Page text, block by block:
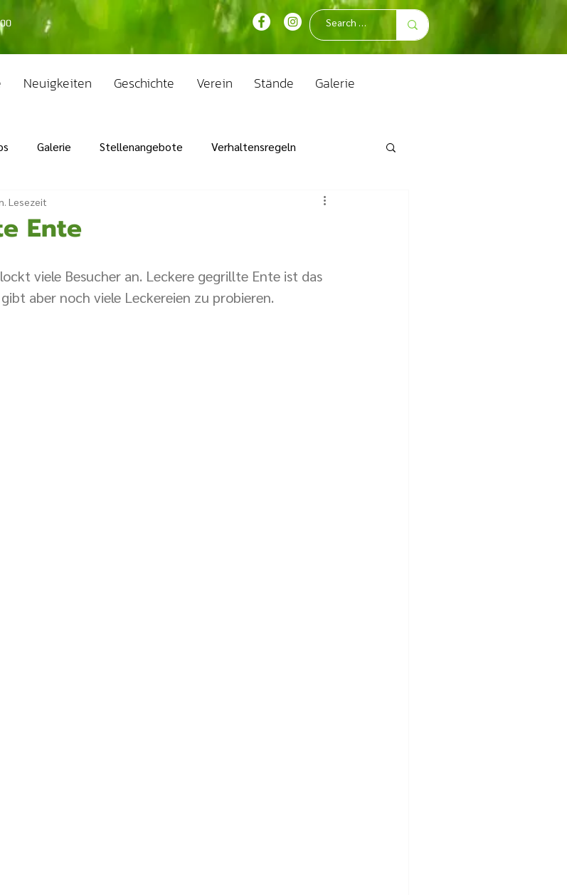
Neuigkeiten Geschichte Verein Stände Galerie
Galerie Stellenangebote Verhaltensregeln
Ente
Lesezeit
viele Besucher an. Leckere gegrillte Ente ist das
aber noch viele Leckereien zu probieren.